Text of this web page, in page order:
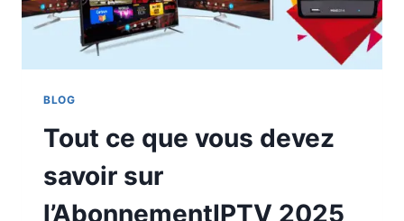
BLOG
Tout ce que vous devez
savoir sur
l’AbonnementIPTV 2025